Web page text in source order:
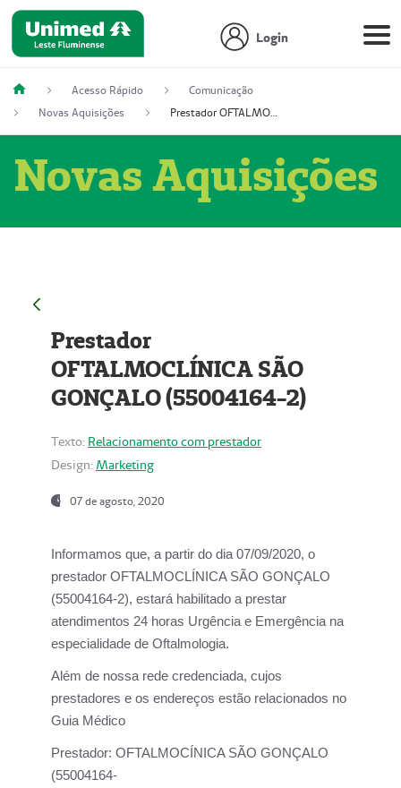
Login
Acesso Rápido
Comunicação
Novas Aquisições
Prestador OFTALMOCLÍNICA SÃO GONÇALO (55004164-2)
Novas Aquisições
Prestador
OFTALMOCLÍNICA SÃO
GONÇALO (55004164-2)
Texto: Relacionamento com prestador
Design: Marketing
07 de agosto, 2020
Informamos que, a partir do dia07/09/2020, o
prestador OFTALMOCLÍNICA SÃO GONÇALO
(55004164-2), estará habilitado a prestar
atendimentos 24 horas Urgência e Emergência na
especialidade de Oftalmologia.
Além de nossa rede credenciada, cujos
prestadores e os endereços estão relacionados no
Guia Médico
Prestador: OFTALMOCÍNICA SÃO GONÇALO
(55004164-